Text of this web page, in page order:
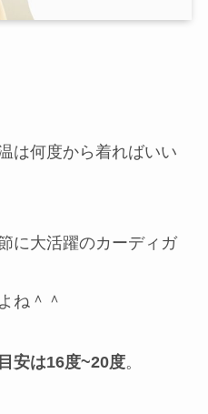
は何度から着ればいい
に大活躍のカーディガ
ね＾＾
安は16度~20度。